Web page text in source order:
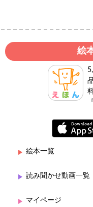
絵
絵本一覧
読み聞かせ動画一覧
マイページ